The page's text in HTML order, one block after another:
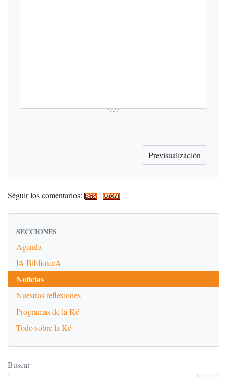
Seguir los comentarios: |
SECCIONES
Agenda
lA BibliotecA
Noticias
Nuestras reflexiones
Programas de la Ké
Todo sobre la Ké
Buscar